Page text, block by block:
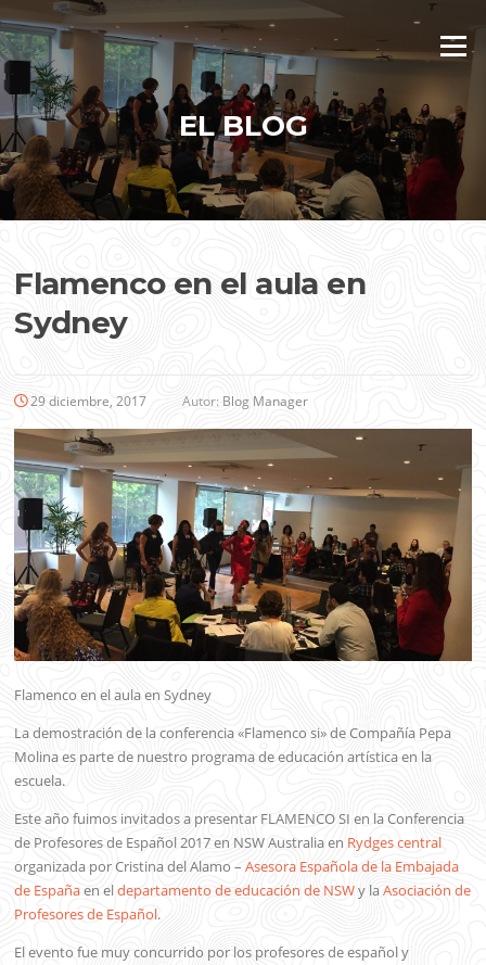
al
contenido
Menú
EL BLOG
Flamenco en el aula en
Sydney
29 diciembre, 2017 Autor: Blog Manager
Flamenco en el aula en Sydney
La demostración de la conferencia «Flamenco si» de Compañía Pepa
Molina es parte de nuestro programa de educación artística en la
escuela.
Este año fuimos invitados a presentar FLAMENCO SI en la Conferencia
de Profesores de Español 2017 en NSW Australia en Rydges central
organizada por Cristina del Alamo –Asesora Española de la Embajada
de Españaen eldepartamento de educación de NSWy laAsociación de
Profesores de Español.
El evento fue muy concurrido por los profesores de español y